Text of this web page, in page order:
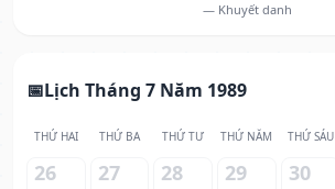
— Khuyết danh
Lịch Tháng 7 Năm 1989
THỨ HAI THỨ BA THỨ TƯ THỨ NĂM THỨ SÁU
26 27 28 29 30